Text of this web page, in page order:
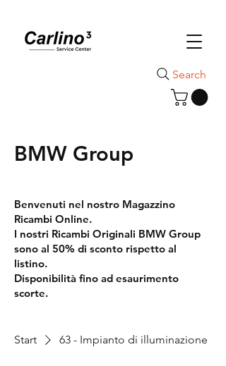
Search
BMW Group
Benvenuti nel nostro Magazzino
Ricambi Online.
I nostri Ricambi Originali BMW Group
sono al 50% di sconto rispetto al
listino.
Disponibilità fino ad esaurimento
scorte.
Start 63 - Impianto di illuminazione